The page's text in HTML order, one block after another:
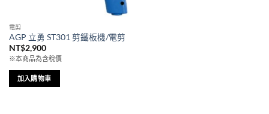
電剪
AGP 立勇 ST301 剪鐵板機/電剪
NT$2,900
※本商品為含稅價
加入購物車